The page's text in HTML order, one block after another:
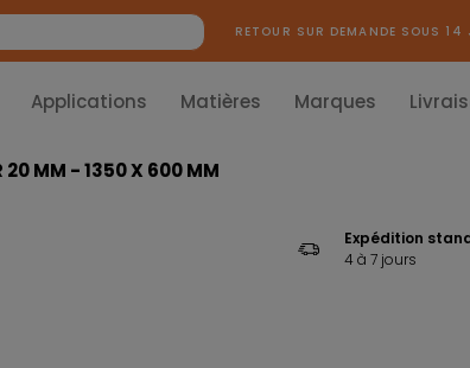
RETOUR SUR DEMANDE SOUS 14
Applications Matières Marques
20 MM - 1350 X 600 MM
Expédition
4 à 7 jours